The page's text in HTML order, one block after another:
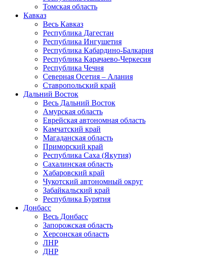
Томская область
Кавказ
Весь Кавказ
Республика Дагестан
Республика Ингушетия
Республика Кабардино-Балкария
Республика Карачаево-Черкесия
Республика Чечня
Северная Осетия – Алания
Ставропольский край
Дальний Восток
Весь Дальний Восток
Амурская область
Еврейская автономная область
Камчатский край
Магаданская область
Приморский край
Республика Саха (Якутия)
Сахалинская область
Хабаровский край
Чукотский автономный округ
Забайкальский край
Республика Бурятия
Донбасс
Весь Донбасс
Запорожская область
Херсонская область
ЛНР
ДНР